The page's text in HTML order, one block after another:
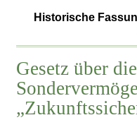
Historische
Gesetz über